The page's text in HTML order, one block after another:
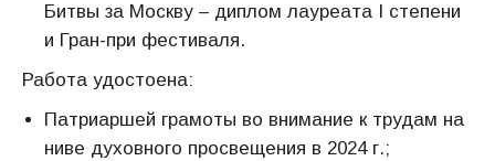
Битвы за Москву – диплом лауреата I степени
и Гран-при фестиваля.
Работа удостоена:
Патриаршей грамоты во внимание к трудам на
ниве духовного просвещения в 2024 г.;